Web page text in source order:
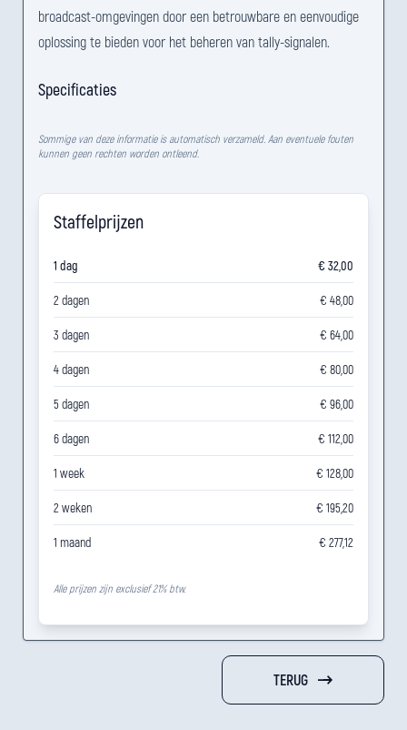
broadcast-omgevingen door een betrouwbare en eenvoudige
oplossing te bieden voor het beheren van tally-signalen.
Specificaties
Sommige van deze informatie is automatisch verzameld. Aan eventuele fouten
kunnen geen rechten worden ontleend.
Staffelprijzen
1 dag € 32,00
2 dagen € 48,00
3 dagen € 64,00
4 dagen € 80,00
5 dagen € 96,00
6 dagen € 112,00
1 week € 128,00
2 weken € 195,20
1 maand € 277,12
Alle prijzen zijn exclusief 21% btw.
TERUG